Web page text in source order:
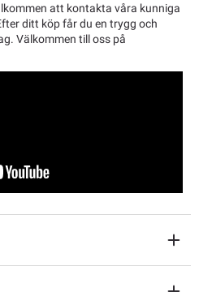
att kontakta våra kunniga
ditt köp får du en trygg och
Välkommen till oss på